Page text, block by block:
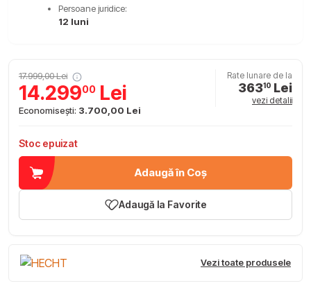
Persoane juridice:
12 luni
17.999,00 Lei
14.29900 Lei
Economisești: 3.700,00 Lei
Rate lunare de la
36310 Lei
vezi detalii
Stoc epuizat
Adaugă în Coș
Adaugă la Favorite
Vezi toate produsele